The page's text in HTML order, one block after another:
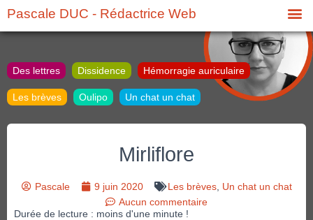
Pascale DUC - Rédactrice Web
Des lettres Dissidence Hémorragie auriculaire
Les brèves Oulipo Un chat un chat
Mirliflore
Pascale 9 juin 2020 Les brèves, Un chat un chat
Aucun commentaire
Durée de lecture : moins d'une minute !